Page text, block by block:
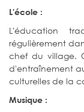
L'école :
L'éducation
régulièrement
chef du village.
d'entraînement
culturelles de la
Musique :